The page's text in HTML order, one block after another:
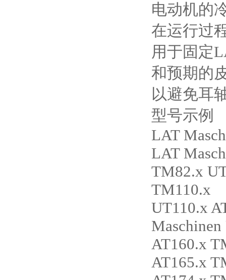
电动机的
在运行过
用于固定
和预期的
以避免耳
型号示例
LAT
LAT
TM82.x
TM110.x
UT110.x
AT160.x
AT165.x